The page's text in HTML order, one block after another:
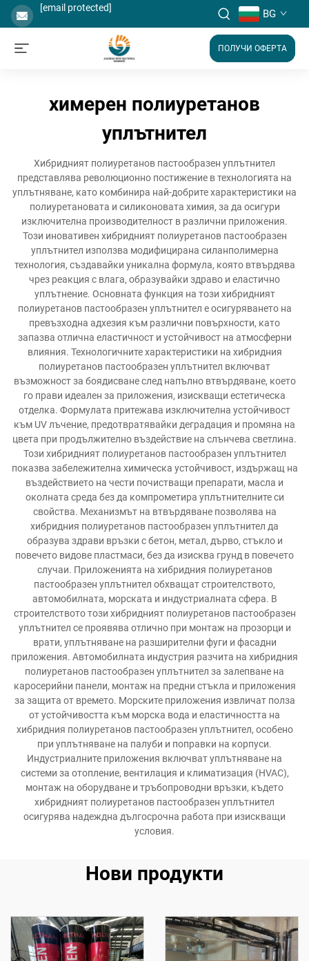
[email protected] BG
ПОЛУЧИ ОФЕРТА
химерен полиуретанов
уплътнител
Хибридният полиуретанов пастообразен уплътнител
представлява революционно постижение в технологията на
уплътняване, като комбинира най-добрите характеристики на
полиуретановата и силиконовата химия, за да осигури
изключителна производителност в различни приложения.
Този иновативен хибридният полиуретанов пастообразен
уплътнител използва модифицирана силанполимерна
технология, създавайки уникална формула, която втвърдява
чрез реакция с влага, образувайки здраво и еластично
уплътнение. Основната функция на този хибридният
полиуретанов пастообразен уплътнител е осигуряването на
превъзходна адхезия към различни повърхности, като
запазва отлична еластичност и устойчивост на атмосферни
влияния. Технологичните характеристики на хибридния
полиуретанов пастообразен уплътнител включват
възможност за боядисване след напълно втвърдяване, което
го прави идеален за приложения, изискващи естетическа
отделка. Формулата притежава изключителна устойчивост
към UV лъчение, предотвратявайки деградация и промяна на
цвета при продължително въздействие на слънчева светлина.
Този хибридният полиуретанов пастообразен уплътнител
показва забележителна химическа устойчивост, издържащ на
въздействието на чести почистващи препарати, масла и
околната среда без да компрометира уплътнителните си
свойства. Механизмът на втвърдяване позволява на
хибридния полиуретанов пастообразен уплътнител да
образува здрави връзки с бетон, метал, дърво, стъкло и
повечето видове пластмаси, без да изисква грунд в повечето
случаи. Приложенията на хибридния полиуретанов
пастообразен уплътнител обхващат строителството,
автомобилната, морската и индустриалната сфера. В
строителството този хибридният полиуретанов пастообразен
уплътнител се проявява отлично при монтаж на прозорци и
врати, уплътняване на разширителни фуги и фасадни
приложения. Автомобилната индустрия разчита на хибридния
полиуретанов пастообразен уплътнител за залепване на
каросерийни панели, монтаж на предни стъкла и приложения
за защита от времето. Морските приложения извличат полза
от устойчивостта към морска вода и еластичността на
хибридния полиуретанов пастообразен уплътнител, особено
при уплътняване на палуби и поправки на корпуси.
Индустриалните приложения включват уплътняване на
системи за отопление, вентилация и климатизация (HVAC),
монтаж на оборудване и тръбопроводни връзки, където
хибридният полиуретанов пастообразен уплътнител
осигурява надеждна дългосрочна работа при изискващи
условия.
Нови продукти